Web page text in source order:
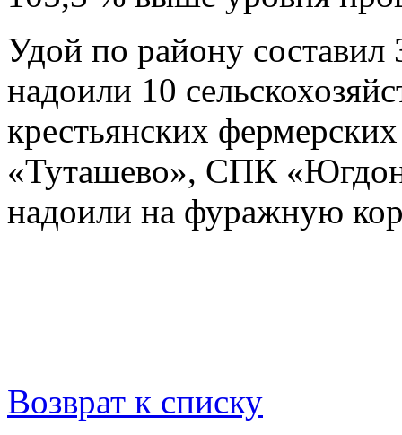
Удой по району
надоили 10
крестьянских
«Туташево», СПК
надоили на фуражную
Возврат к списку